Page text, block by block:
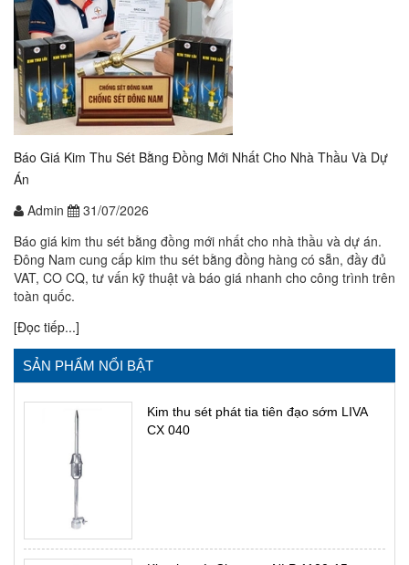
Báo Giá Kim Thu Sét Bằng Đồng Mới Nhất Cho Nhà Thầu Và Dự
Án
Admin
31/07/2026
Báo giá kim thu sét bằng đồng mới nhất cho nhà thầu và dự án.
Đông Nam cung cấp kim thu sét bằng đồng hàng có sẵn, đầy đủ
VAT, CO CQ, tư vấn kỹ thuật và báo giá nhanh cho công trình trên
toàn quốc.
[Đọc tiếp...]
SẢN PHẨM NỔI BẬT
Kim thu sét phát tia tiên đạo sớm LIVA
CX 040